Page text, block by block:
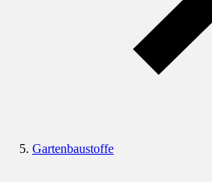
Gartenbaustoffe